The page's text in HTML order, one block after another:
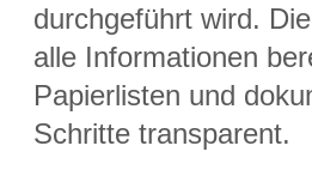
durchgeführt wird.
alle Informationen
Papierlisten und
Schritte transparent.